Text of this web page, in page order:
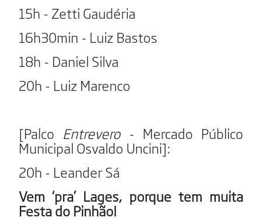
15h - Zetti Gaudéria
16h30min - Luiz Bastos
18h - Daniel Silva
20h - Luiz Marenco
[Palco Entrevero- Mercado Público
Municipal Osvaldo Uncini]:
20h - Leander Sá
Vem ‘pra’ Lages, porque tem muita
Festa do Pinhão!